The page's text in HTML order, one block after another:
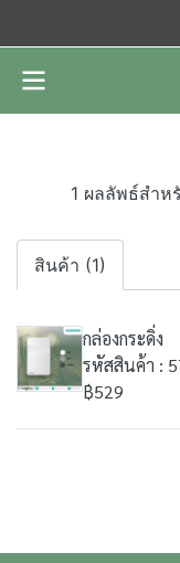
1 ผลลัพธ์สำห
สินค้า (1)
กล่องกระดิ่ง
รหัสสินค้า :
฿529